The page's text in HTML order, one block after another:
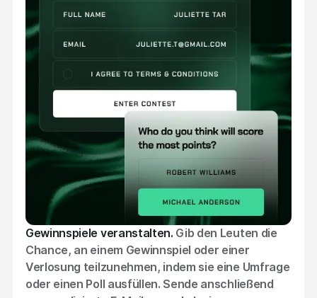
Gewinnspiele veranstalten. Gib den Leuten die
Chance, an einem Gewinnspiel oder einer
Verlosung teilzunehmen, indem sie eine Umfrage
oder einen Poll ausfüllen. Sende anschließend